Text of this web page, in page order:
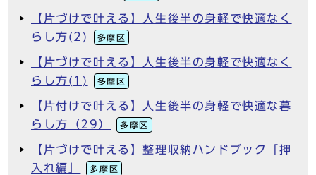
【片づけで叶える】人生後半の身軽で快適なく
らし方(2)
多摩区
【片づけで叶える】人生後半の身軽で快適なく
らし方(1)
多摩区
【片付けで叶える】人生後半の身軽で快適な暮
らし方（29）
多摩区
【片づけで叶える】整理収納ハンドブック「押
入れ編」
多摩区